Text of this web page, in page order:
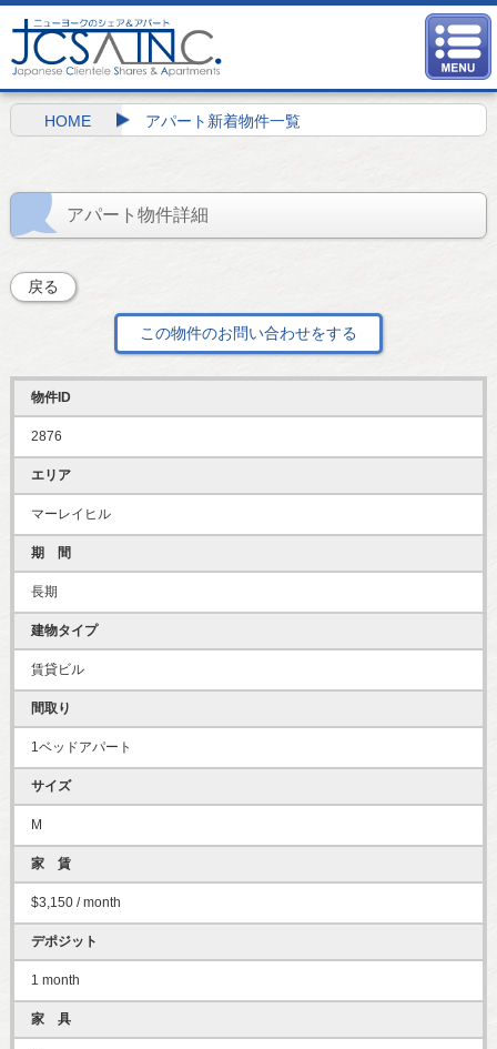
HOME アパート新着物件一覧
アパート物件詳細
戻る
この物件のお問い合わせをする
物件ID
2876
エリア
マーレイヒル
期 間
長期
建物タイプ
賃貸ビル
間取り
1ベッドアパート
サイズ
M
家 賃
$3,150 / month
デポジット
1 month
家 具